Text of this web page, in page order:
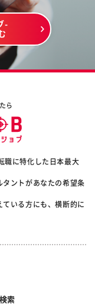
-
ら
職に特化した日本最大
タントがあなたの希望条
いる方にも、横断的に
索